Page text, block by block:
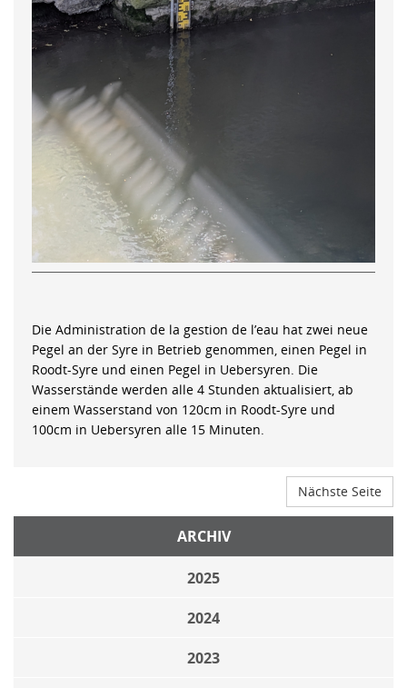
Die Administration de la gestion de l’eau hat zwei neue
Pegel an der Syre in Betrieb genommen, einen Pegel in
Roodt-Syre und einen Pegel in Uebersyren. Die
Wasserstände werden alle 4 Stunden aktualisiert, ab
einem Wasserstand von 120cm in Roodt-Syre und
100cm in Uebersyren alle 15 Minuten.
Nächste Seite
ARCHIV
2025
2024
2023